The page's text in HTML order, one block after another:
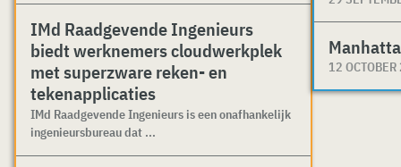
IMd Raadgevende Ingenieurs
biedt werknemers cloudwerkplek
met superzware reken- en
tekenapplicaties
IMd Raadgevende Ingenieurs is een onafhankelijk
ingenieursbureau dat ...
12